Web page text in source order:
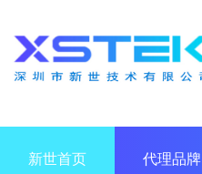
新世首页 代理品牌